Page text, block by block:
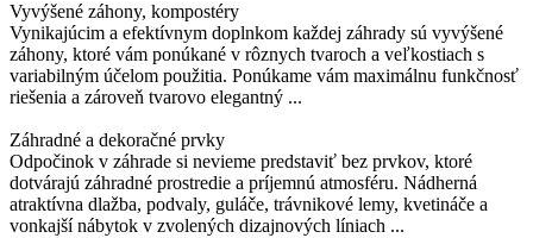
Vyvýšené záhony, kompostéry
Vynikajúcim a efektívnym doplnkom každej záhrady sú vyvýšené
záhony, ktoré vám ponúkané v rôznych tvaroch a veľkostiach s
variabilným účelom použitia. Ponúkame vám maximálnu funkčnosť
riešenia a zároveň tvarovo elegantný ...
Záhradné a dekoračné prvky
Odpočinok v záhrade si nevieme predstaviť bez prvkov, ktoré
dotvárajú záhradné prostredie a príjemnú atmosféru. Nádherná
atraktívna dlažba, podvaly, guláče, trávnikové lemy, kvetináče a
vonkajší nábytok v zvolených dizajnových líniach ...